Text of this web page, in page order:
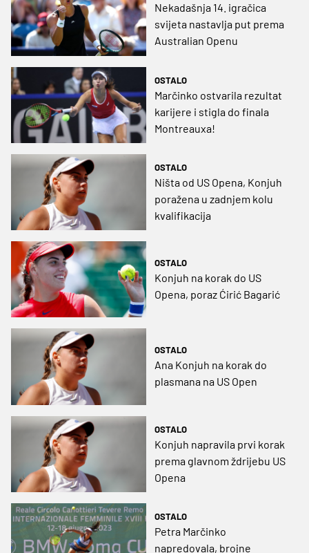
Nekadašnja 14. igračica
svijeta nastavlja put prema
Australian Openu
OSTALO
Marčinko ostvarila rezultat
karijere i stigla do finala
Montreauxa!
OSTALO
Ništa od US Opena, Konjuh
poražena u zadnjem kolu
kvalifikacija
OSTALO
Konjuh na korak do US
Opena, poraz Ćirić Bagarić
OSTALO
Ana Konjuh na korak do
plasmana na US Open
OSTALO
Konjuh napravila prvi korak
prema glavnom ždrijebu US
Opena
OSTALO
Petra Marčinko
napredovala, brojne